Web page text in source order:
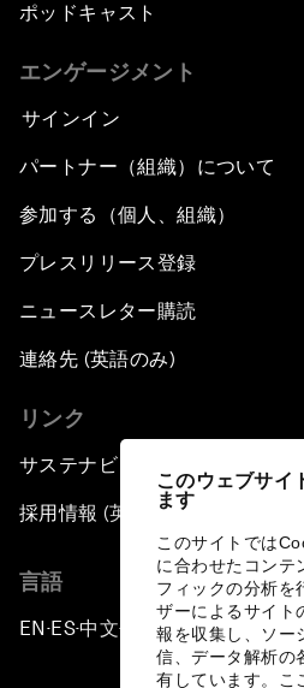
このウェブサイ
ます
このサイトでは
に合わせたコンテ
フィックの分析を
ザーによるサイト
報を収集し、ソー
信、データ解析の
有しています。こ
ポッドキャスト
エンゲージメント
サインイン
パートナー（組織）について
参加する（個人、組織）
プレスリリース登録
ニュースレター購読
連絡先 (英語のみ)
リンク
サステナビリティへの取り組み
採用情報 (英語のみ)
言語
EN ▪ES▪中文▪ 日本語